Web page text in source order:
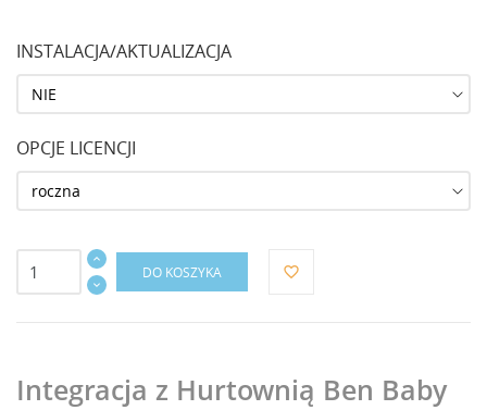
INSTALACJA/AKTUALIZACJA
OPCJE LICENCJI
DO KOSZYKA favorite_border
Integracja z Hurtownią Ben Baby